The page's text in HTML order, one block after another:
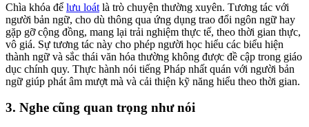
Chìa khóa để lưu loát là trò chuyện thường xuyên. Tương tác với
người bản ngữ, cho dù thông qua ứng dụng trao đổi ngôn ngữ hay
gặp gỡ cộng đồng, mang lại trải nghiệm thực tế, theo thời gian thực,
vô giá. Sự tương tác này cho phép người học hiểu các biểu hiện
thành ngữ và sắc thái văn hóa thường không được đề cập trong giáo
dục chính quy. Thực hành nói tiếng Pháp nhất quán với người bản
ngữ giúp phát âm mượt mà và cải thiện kỹ năng hiểu theo thời gian.
3. Nghe cũng quan trọng như nói